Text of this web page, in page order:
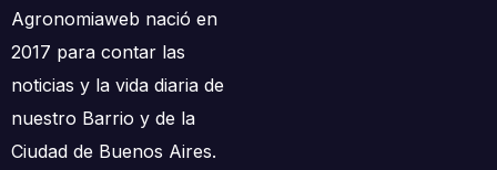
Agronomiaweb nació en
2017 para contar las
noticias y la vida diaria de
nuestro Barrio y de la
Ciudad de Buenos Aires.